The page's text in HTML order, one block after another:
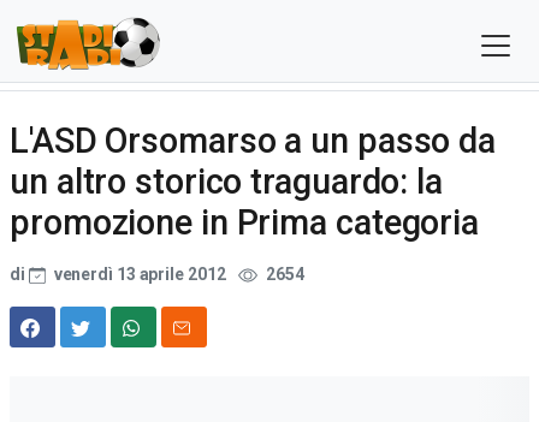
L'ASD Orsomarso a un passo da
un altro storico traguardo: la
promozione in Prima categoria
di venerdì 13 aprile 2012 2654